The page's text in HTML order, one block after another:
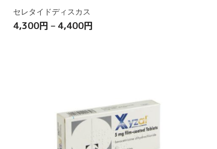
セレタイドディスカス
4,300円 – 4,400円